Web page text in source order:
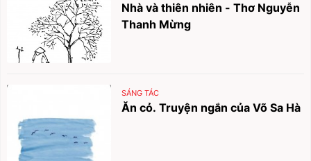
Nhà và thiên nhiên - Thơ Nguyễn
Thanh Mừng
SÁNG TÁC
Ăn cỏ. Truyện ngắn của Võ Sa Hà